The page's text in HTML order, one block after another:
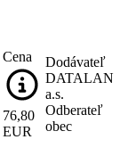
Cena
76,80
EUR
Dodávateľ
DATALAN
a.s.
Odberateľ
obec